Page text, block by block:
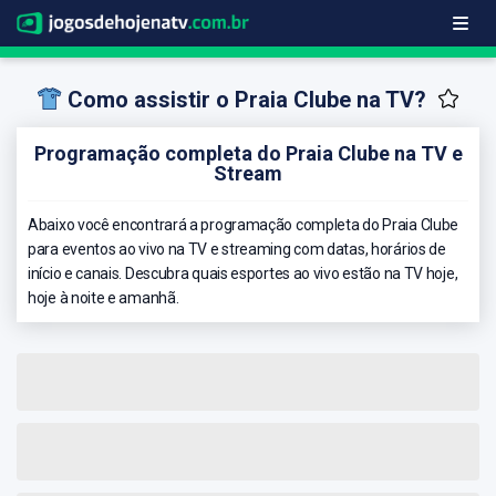
Como assistir o Praia Clube na TV?
Programação completa do Praia Clube na TV e
Stream
Abaixo você encontrará a programação completa do Praia Clube
para eventos ao vivo na TV e streaming com datas, horários de
início e canais. Descubra quais esportes ao vivo estão na TV hoje,
hoje à noite e amanhã.